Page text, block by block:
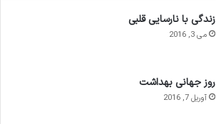
زندگی با نارسایی قلبی
می 3, 2016
روز جهانی بهداشت
آوریل 7, 2016